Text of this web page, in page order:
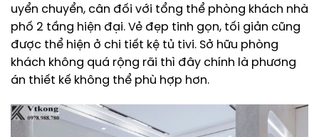
uyển chuyển, cân đối với tổng thể phòng khách nhà
phố 2 tầng hiện đại. Vẻ đẹp tinh gọn, tối giản cũng
được thể hiện ở chi tiết kệ tủ tivi. Sở hữu phòng
khách không quá rộng rãi thì đây chính là phương
án thiết kế không thể phù hợp hơn.